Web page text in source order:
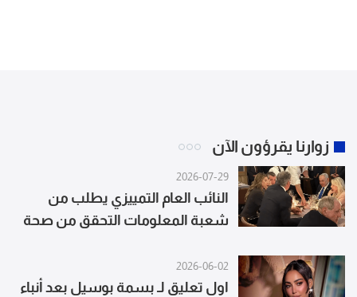
زوارنا يقرؤون الآن
2026-07-29
النائب العام التمييزي يطلب من
شعبة المعلومات التحقق من صحة
2026-06-02
اول تعليق لـ بسمة بوسيل بعد أنباء